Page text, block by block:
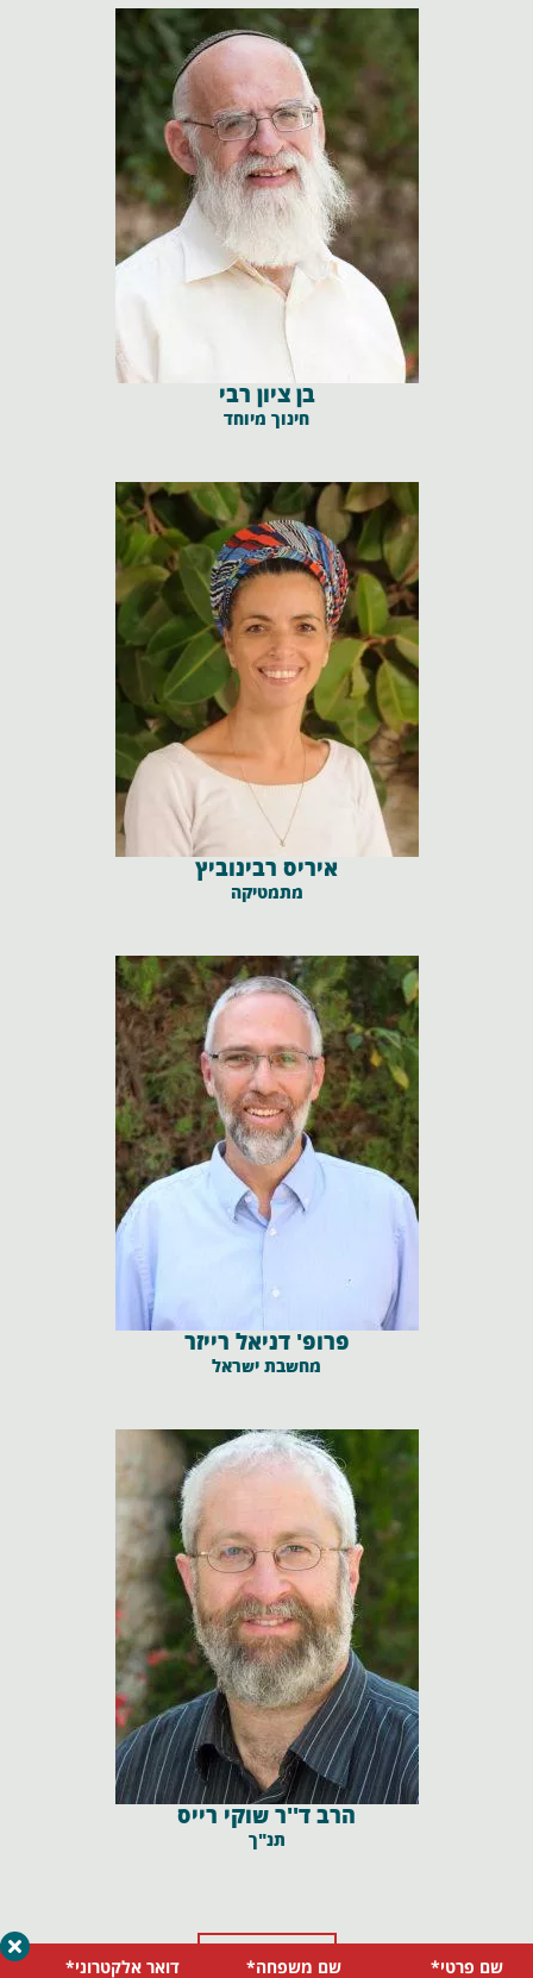
בן ציון רבי
חינוך מיוחד
איריס רבינוביץ
מתמטיקה
פרופ' דניאל רייזר
מחשבת ישראל
הרב ד''ר שוקי רייס
תנ"ך
הצג עוד שם פרטי* שם משפחה* דואר אלקטרוני*